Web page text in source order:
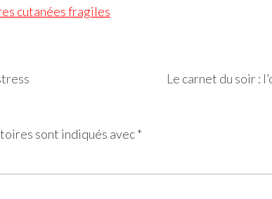
cutanées fragiles
Le carnet du soir :
sont indiqués avec*